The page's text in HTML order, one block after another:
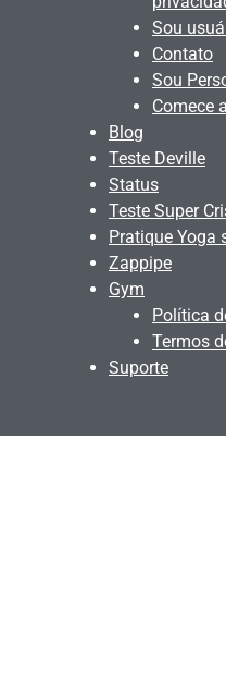
Sou
Contato
Sou
Comece
Blog
Teste Deville
Status
Teste Super
Pratique Yoga
Zappipe
Gym
Política
Termos
Suporte